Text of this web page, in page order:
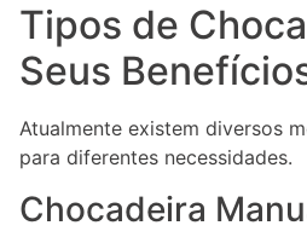
Tipos de
Seus
Atualmente existem diversos
para diferentes necessidades.
Chocadeira